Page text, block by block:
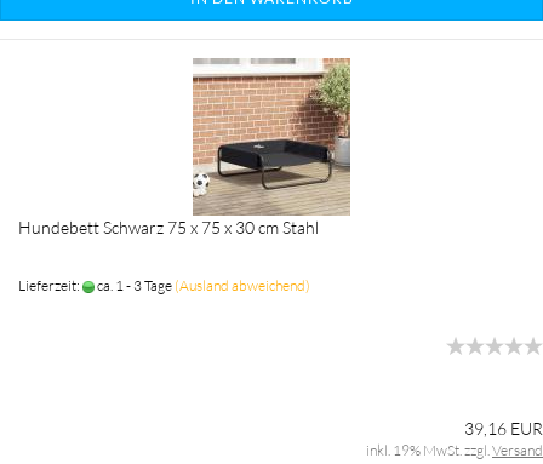
Hundebett Schwarz 75 x 75 x 30 cm Stahl
Lieferzeit: ca. 1 - 3 Tage (Ausland abweichend)
39,16 EUR
inkl. 19% MwSt. zzgl.Versand